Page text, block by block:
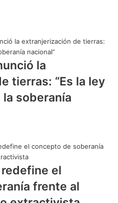
la
tierras: “Es la ley
soberanía
el
frente al